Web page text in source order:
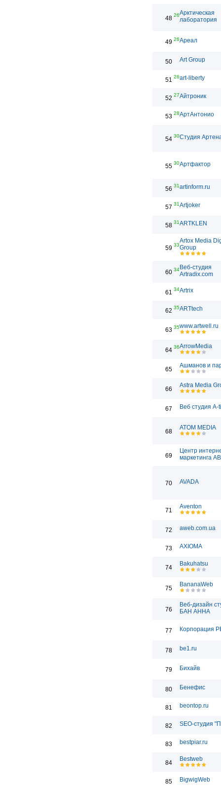
48 26Арктическая
лаборатория
49 26Ареал
50 Art Group
51 26art-liberty
52 27Айтроник
53 28АртАнтонио
54 30Студия
55 30Артфактор
56 31artinform.ru
57 31Artjoker
58 31ARTKLEN
59 33
Artox Media
Group
60 34Веб-студия
Artradix.com
61 34Artrix
62 35ARTtech
63 35www.artwell.ru
64 36ArrowMedia
65
Ашманов и
66
Astra Media
67 Веб студия A-
68
ATOM MEDIA
69
Центр
маркетинга
70 AVADA
71
Aventon
72 aweb.com.ua
73 AXIOMA
74
Bakuhatsu
75
BananaWeb
76
Веб-дизайн
БАН АННА
77 Корпорация
78 be1.ru
79 Бихайв
80 Бенефис
81 beontop.ru
82 SEO-студия
83 bestpiar.ru
84
Bestweb
85 BigwigWeb